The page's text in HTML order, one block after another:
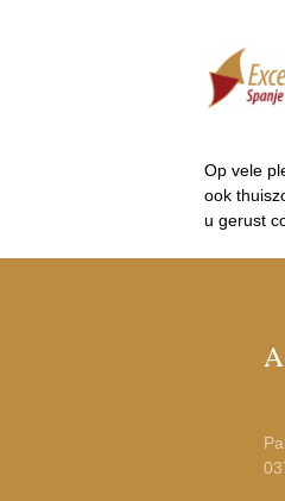
Op vele
ook
u gerust